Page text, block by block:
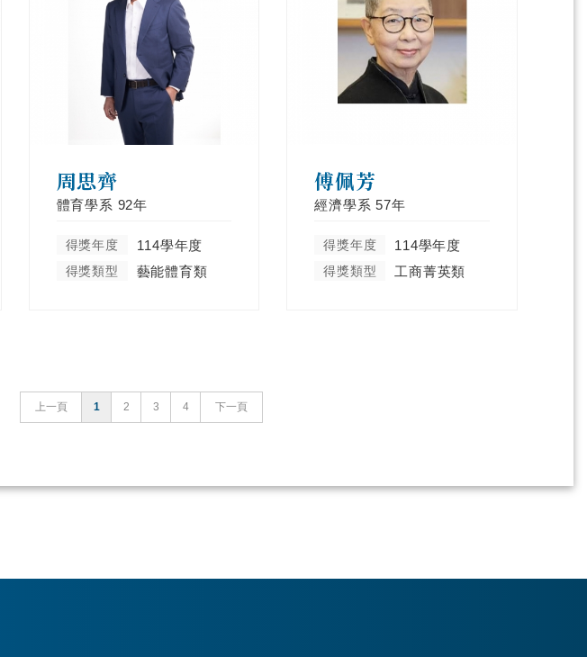
周思齊
體育學系 92年
得獎年度 114學年度
得獎類型 藝能體育類
傅佩芳
經濟學系 57年
得獎年度 114學年度
得獎類型 工商菁英類
上一頁 1 2 3 4 下一頁